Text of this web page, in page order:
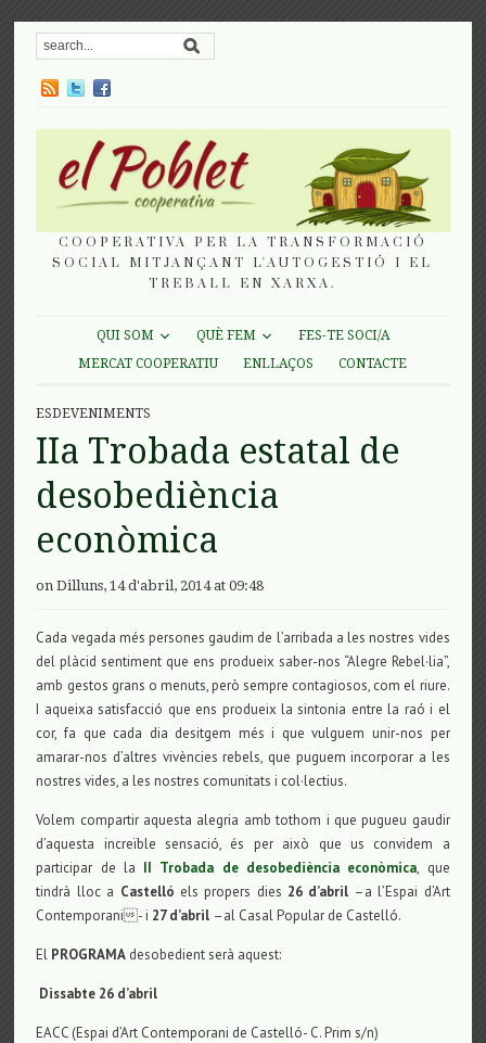
COOPERATIVA PER LA TRANSFORMACIÓ
SOCIAL MITJANÇANT L'AUTOGESTIÓ I EL
TREBALL EN XARXA.
QUI SOM QUÈ FEM
FES-TE SOCI/A
MERCAT COOPERATIU
ENLLAÇOS CONTACTE
ESDEVENIMENTS
IIa Trobada estatal de
desobediència
econòmica
on Dilluns, 14 d'abril, 2014 at 09:48
Cada vegada més persones gaudim de l’arribada a les nostres vides
del plàcid sentiment que ens produeix saber-nos “Alegre Rebel·lia”,
amb gestos grans o menuts, però sempre contagiosos, com el riure.
I aqueixa satisfacció que ens produeix la sintonia entre la raó i el
cor, fa que cada dia desitgem més i que vulguem unir-nos per
amarar-nos d’altres vivències rebels, que puguem incorporar a les
nostres vides, a les nostres comunitats i col·lectius.
Volem compartir aquesta alegria amb tothom i que pugueu gaudir
d’aquesta increïble sensació, és per això que us convidem a
participar de la II Trobada de desobediència econòmica, que
tindrà lloc a Castelló els propers dies 26 d’abril –a l’Espai d’Art
Contemporani- i 27 d’abril –al Casal Popular de Castelló.
El PROGRAMA desobedient serà aquest:
Dissabte 26 d’abril
EACC (Espai d’Art Contemporani de Castelló- C. Prim s/n)